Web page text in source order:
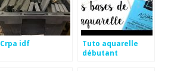
Crpa idf
Tuto aquarelle
débutant